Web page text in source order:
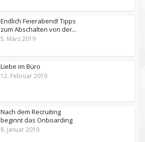
Endlich Feierabend! Tipps
zum Abschalten von der...
5. März 2019
Liebe im Büro
12. Februar 2019
Nach dem Recruiting
beginnt das Onboarding
8. Januar 2019